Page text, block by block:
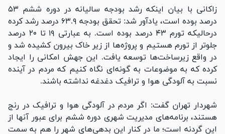
زاکانی با بیان اینکه رشد بودجه سالیانه در دوره ششم ۵۳
درصد بوده است، یادآور شد: تحقق بودجه ۶۳.۹ درصد رشد کرده
درحالیکه تورم ۴۳ درصد بوده است. به عبارتی ۱۹ تا ۲۰ درصد
جلوتر از تورم هستیم و پروژه‌ها از زیر خاک بیرون کشیده شد و
در واقع زیرساخت‌ها توسعه یافت. این جهش امکانی را ایجاد
کرده که به موضوعات به گونه‌ای نگاه کنیم که مردم در آینده
نسبت به آلودگی هوا و ترافیک دغدغه نداشته باشند.
شهردار تهران گفت: اگر مردم در آلودگی هوا و ترافیک در رنج
هستند، برنامه‌های مدیریت شهری دوره ششم برای عبور آنها از
این گردنه است؛ ما در کنار این بدهی‌های شهر را هم به سمت